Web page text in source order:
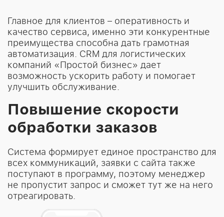
Главное для клиентов – оперативность и
качество сервиса, именно эти конкурентные
преимущества способна дать грамотная
автоматизация. CRM для логистических
компаний «Простой бизнес» дает
возможность ускорить работу и помогает
улучшить обслуживание.
Повышение скорости
обработки заказов
Система формирует единое пространство для
всех коммуникаций, заявки с сайта также
поступают в программу, поэтому менеджер
не пропустит запрос и сможет тут же на него
отреагировать.